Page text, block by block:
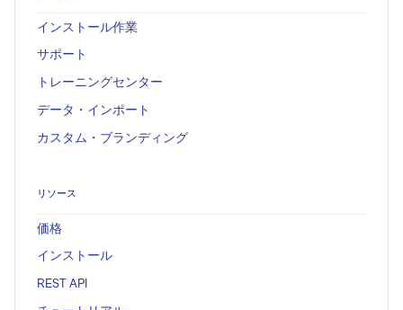
インストール作業
サポート
トレーニングセンター
データ・インポート
カスタム・ブランディング
リソース
価格
インストール
REST API